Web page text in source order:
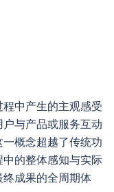
中产生的主观感受
与产品或服务互动
概念超越了传统功
的整体感知与实际
成果的全周期体